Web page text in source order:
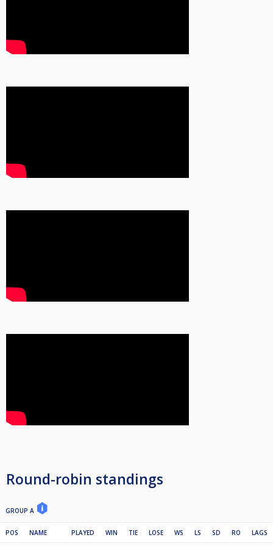
Round-robin standings
GROUP A
POS NAME PLAYED WIN TIE LOSE WS LS SD RO
LAGS